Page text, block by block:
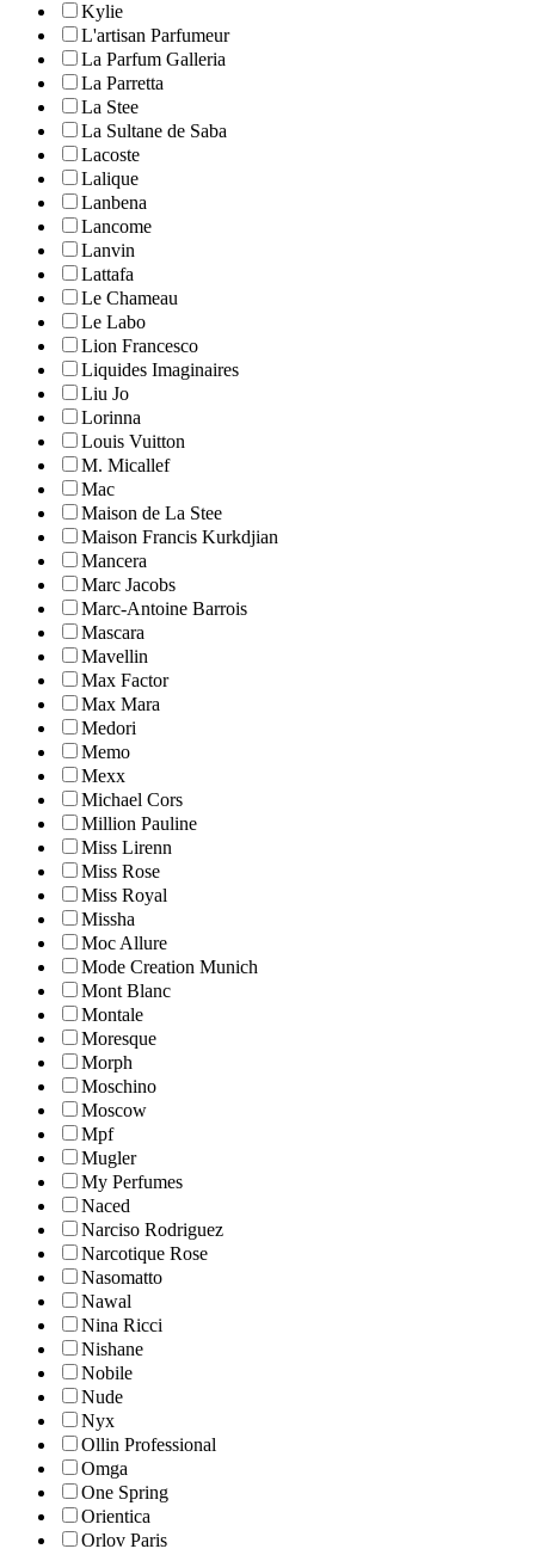
Kylie
L'artisan Parfumeur
La Parfum Galleria
La Parretta
La Stee
La Sultane de Saba
Lacoste
Lalique
Lanbena
Lancome
Lanvin
Lattafa
Le Chameau
Le Labo
Lion Francesco
Liquides Imaginaires
Liu Jo
Lorinna
Louis Vuitton
M. Micallef
Mac
Maison de La Stee
Maison Francis Kurkdjian
Mancera
Marc Jacobs
Marc-Antoine Barrois
Mascara
Mavellin
Max Factor
Max Mara
Medori
Memo
Mexx
Michael Cors
Million Pauline
Miss Lirenn
Miss Rose
Miss Royal
Missha
Moc Allure
Mode Creation Munich
Mont Blanc
Montale
Moresque
Morph
Moschino
Moscow
Mpf
Mugler
My Perfumes
Naced
Narciso Rodriguez
Narcotique Rose
Nasomatto
Nawal
Nina Ricci
Nishane
Nobile
Nude
Nyx
Ollin Professional
Omga
One Spring
Orientica
Orlov Paris